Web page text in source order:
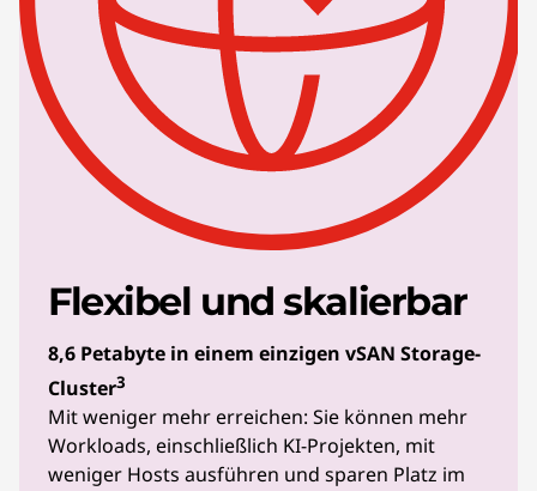
Flexibel und skalierbar
8,6 Petabyte in einem einzigen vSAN Storage-
Cluster3
Mit weniger mehr erreichen: Sie können mehr
Workloads, einschließlich KI-Projekten, mit
weniger Hosts ausführen und sparen Platz im